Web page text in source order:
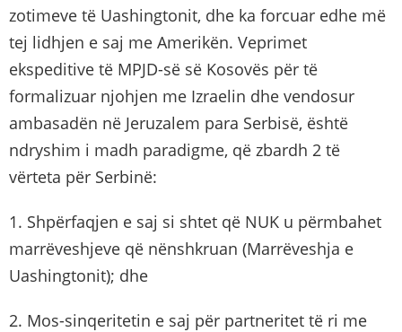
zotimeve të Uashingtonit, dhe ka forcuar edhe më
tej lidhjen e saj me Amerikën. Veprimet
ekspeditive të MPJD-së së Kosovës për të
formalizuar njohjen me Izraelin dhe vendosur
ambasadën në Jeruzalem para Serbisë, është
ndryshim i madh paradigme, që zbardh 2 të
vërteta për Serbinë:
1. Shpërfaqjen e saj si shtet që NUK u përmbahet
marrëveshjeve që nënshkruan (Marrëveshja e
Uashingtonit); dhe
2. Mos-sinqeritetin e saj për partneritet të ri me